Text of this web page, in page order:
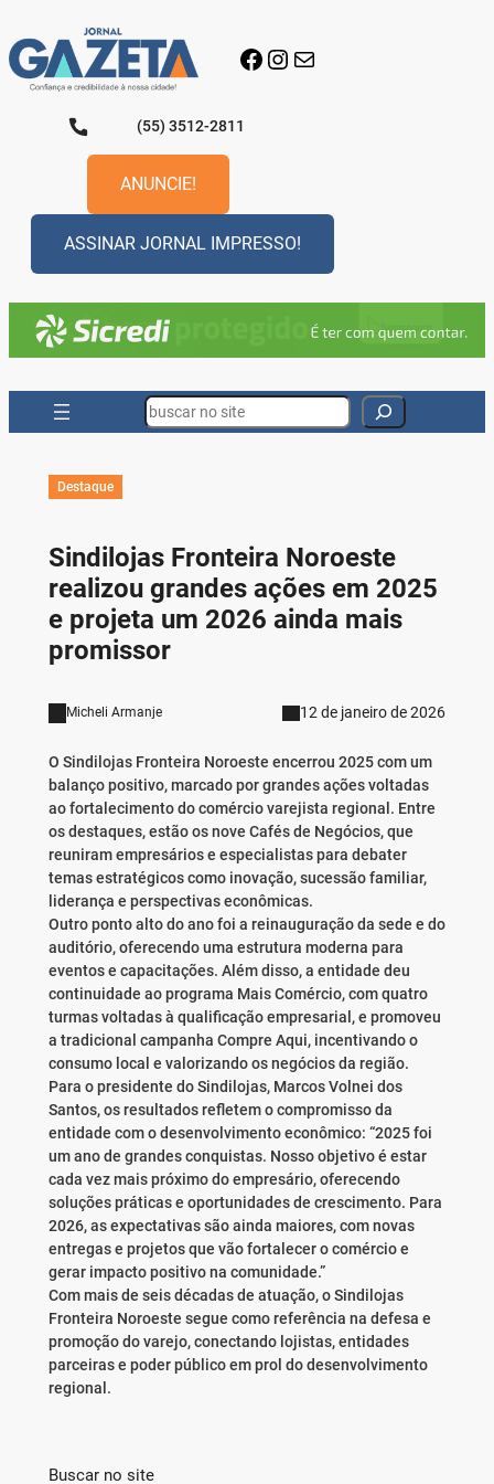
para
o
conteúdo
Facebook
Instagram
E-mail
(55) 3512-2811
ANUNCIE!
ASSINAR JORNAL IMPRESSO!
Search
Destaque
Sindilojas Fronteira Noroeste
realizou grandes ações em 2025
e projeta um 2026 ainda mais
promissor
Micheli Armanje 12 de janeiro de 2026
O Sindilojas Fronteira Noroeste encerrou 2025 com um
balanço positivo, marcado por grandes ações voltadas
ao fortalecimento do comércio varejista regional. Entre
os destaques, estão os nove Cafés de Negócios, que
reuniram empresários e especialistas para debater
temas estratégicos como inovação, sucessão familiar,
liderança e perspectivas econômicas.
Outro ponto alto do ano foi a reinauguração da sede e do
auditório, oferecendo uma estrutura moderna para
eventos e capacitações. Além disso, a entidade deu
continuidade ao programa Mais Comércio, com quatro
turmas voltadas à qualificação empresarial, e promoveu
a tradicional campanha Compre Aqui, incentivando o
consumo local e valorizando os negócios da região.
Para o presidente do Sindilojas, Marcos Volnei dos
Santos, os resultados refletem o compromisso da
entidade com o desenvolvimento econômico: “2025 foi
um ano de grandes conquistas. Nosso objetivo é estar
cada vez mais próximo do empresário, oferecendo
soluções práticas e oportunidades de crescimento. Para
2026, as expectativas são ainda maiores, com novas
entregas e projetos que vão fortalecer o comércio e
gerar impacto positivo na comunidade.”
Com mais de seis décadas de atuação, o Sindilojas
Fronteira Noroeste segue como referência na defesa e
promoção do varejo, conectando lojistas, entidades
parceiras e poder público em prol do desenvolvimento
regional.
Buscar no site